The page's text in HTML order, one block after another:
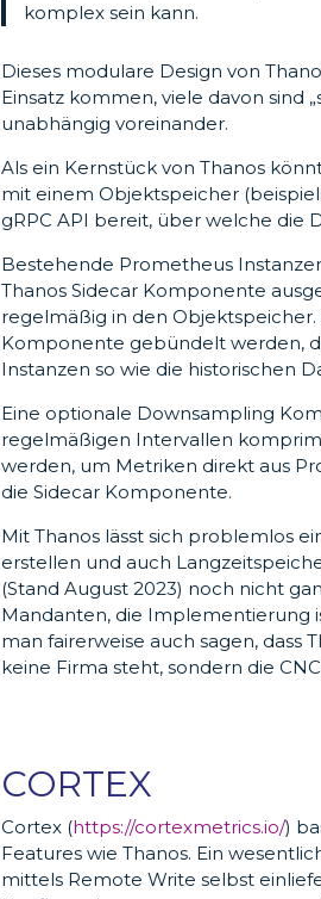
komplex sein kann.
Dieses modulare Design von
Einsatz kommen, viele davon sind
unabhängig voreinander.
Als ein Kernstück von Thanos
mit einem Objektspeicher
gRPC API bereit, über welche die
Bestehende Prometheus
Thanos Sidecar Komponente
regelmäßig in den
Komponente gebündelt werden,
Instanzen so wie die historischen
Eine optionale Downsampling
regelmäßigen Intervallen
werden, um Metriken direkt aus
die Sidecar Komponente.
Mit Thanos lässt sich problemlos
erstellen und auch
(Stand August 2023) noch nicht
Mandanten, die Implementierung
man fairerweise auch sagen, dass
keine Firma steht, sondern die
CORTEX
Cortex (https://cortexmetrics.io/)
Features wie Thanos. Ein
mittels Remote Write selbst